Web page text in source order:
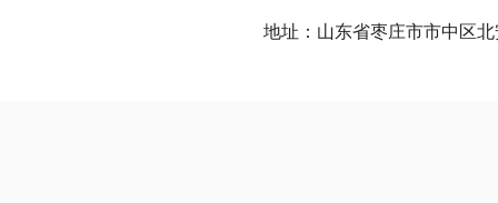
地址：山东省枣庄市市中区北